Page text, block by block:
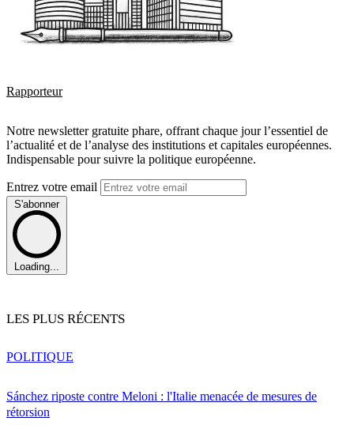
Rapporteur
Notre newsletter gratuite phare, offrant chaque jour l’essentiel de
l’actualité et de l’analyse des institutions et capitales européennes.
Indispensable pour suivre la politique européenne.
Entrez votre email
S'abonner
Loading...
LES PLUS RÉCENTS
Sánchez riposte contre Meloni : l'Italie menacée de mesures de
rétorsion
POLITIQUE